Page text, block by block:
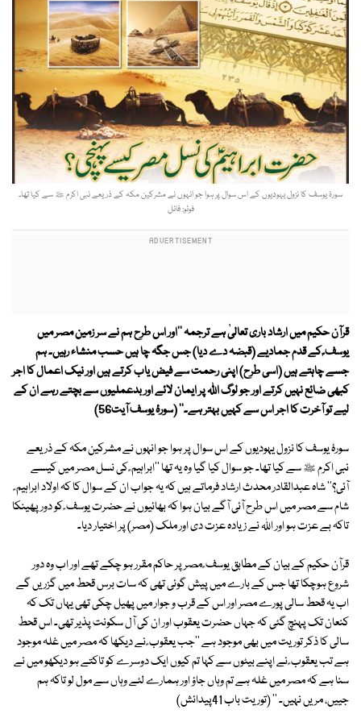
سورۂ یوسف کا نزول یہودیوں کے اس سوال پر ہوا جو انہوں نے مشرکین مکہ کے ذریعے نبی اکرم ﷺ سے کیا تھا۔
فوٹو: فائل
قرآن حکیم میں ارشاد باری تعالیٰ ہے ترجمہ ''اور اس طرح ہم نے سر زمین مصر میں
یوسف ؑ کے قدم جمادیے (قبضہ دے دیا) جس جگہ چا ہیں حسب منشاء رہیں۔ ہم
جسے چاہتے ہیں (اسی طرح) اپنی رحمت سے فیض یاب کرتے ہیں اور نیک اعمال کا اجر
کبھی ضائع نہیں کرتے اور جو لوگ اللہ پر ایمان لائے اور بدعملیوں سے بچتے رہے ان کے
لیے تو آخرت کا اجر اس سے کہیں بہتر ہے۔'' (سورۂ یوسف آیت56)
سورۂ یوسف کا نزول یہودیوں کے اس سوال پر ہوا جو انہوں نے مشرکین مکہ کے ذریعے
نبی اکرم ﷺ سے کیا تھا۔ جو سوال کیا گیا وہ یہ تھا ''ابراہیم ؑ کی نسل مصر میں کیسے
آئی؟'' شاہ عبدالقادر محدث ارشاد فرماتے ہیں کہ یہ جواب ان کے سوال کا کہ اولاد ابراہیم ؑ
شام سے مصر میں اس طرح آئی آگے بیان ہوا کہ بھائیوں نے حضرت یوسف ؑ کو دور پھینکا
تاکہ بے عزت ہو اور اللہ نے زیادہ عزت دی اور ملک (مصر) پر اختیار دیا۔
قرآن حکیم کے بیان کے مطابق یوسف ؑ مصر پر حاکم مقرر ہو چکے تھے اور اب وہ دور
شروع ہوچکا تھا جس کے بارے میں پیش گوئی تھی کہ سات برس قحط میں گزریں گے
اب یہ قحط سالی پورے مصر اور اس کے قرب و جوار میں پھیل چکی تھی یہاں تک کہ
کنعان تک پہنچ گئی کہ جہاں حضرت یعقوب اور ان کی آل سکونت پذیر تھی۔ اس قحط
سالی کا ذکر توریت میں بھی موجود ہے ''جب یعقوب ؑ نے دیکھا کہ مصر میں غلہ موجود
ہے تب یعقوب ؑ نے اپنے بیٹوں سے کہا تم کیوں ایک دوسرے کو تاکتے ہو دیکھو میں نے
سنا ہے کہ مصر میں غلہ ہے تم وہاں جاؤ اور ہمارے لئے وہاں سے مول لو تاکہ ہم
جییں، مریں نہیں۔ '' (توریت باب 41پیدائش)